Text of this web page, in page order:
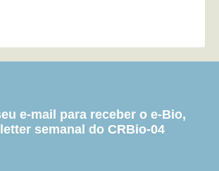
e-mail para receber o e-Bio,
semanal do CRBio-04